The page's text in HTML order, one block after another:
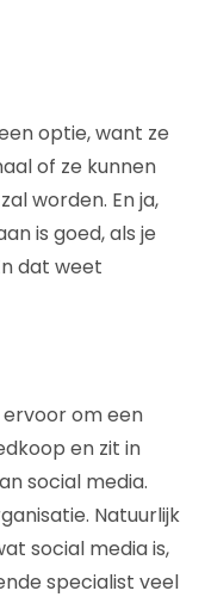
optie, want ze
of ze kunnen
worden. En ja,
is goed, als je
dat weet
om een
en zit in
social media.
Natuurlijk
social media is,
specialist veel